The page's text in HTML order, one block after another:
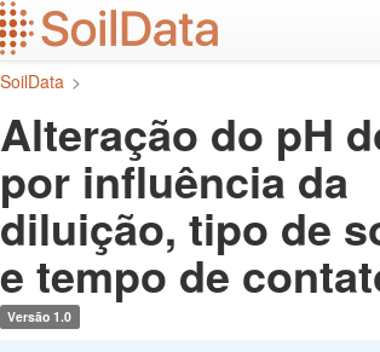
Ir
para
o
conteúdo
SoilData >
Alteração do pH
por influência da
diluição, tipo de
e tempo de
Versão 1.0